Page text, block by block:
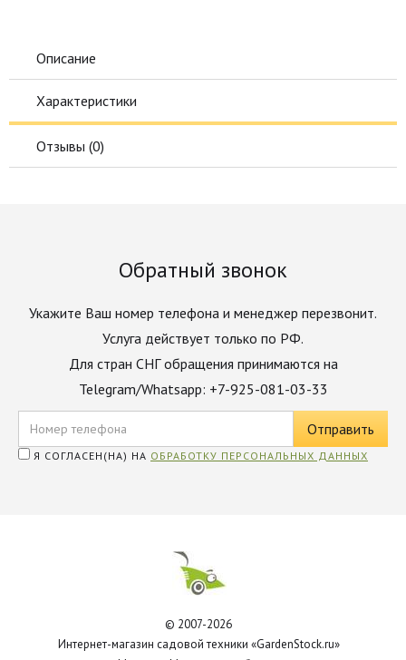
Описание
Характеристики
Отзывы (0)
Обратный звонок
Укажите Ваш номер телефона и менеджер перезвонит.
Услуга действует только по РФ.
Для стран СНГ обращения принимаются на
Telegram/Whatsapp: +7-925-081-03-33
Я СОГЛАСЕН(НА) НА ОБРАБОТКУ ПЕРСОНАЛЬНЫХ ДАННЫХ
© 2007-2026
Интернет-магазин садовой техники «GardenStock.ru»